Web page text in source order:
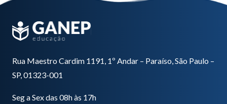
Rua Maestro Cardim 1191, 1º Andar – Paraíso, São Paulo –
SP, 01323-001
Seg a Sex das 08h às 17h